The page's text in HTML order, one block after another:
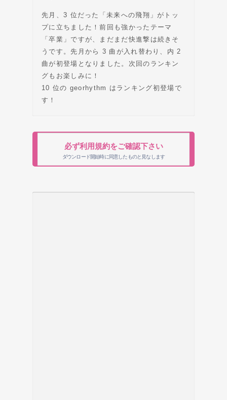
先月、3 位だった「未来への飛翔」がトッ
プに立ちました！前回も強かったテーマ
「卒業」ですが、まだまだ快進撃は続きそ
うです。先月から 3 曲が入れ替わり、内 2
曲が初登場となりました。次回のランキン
グもお楽しみに！
10 位の georhythm はランキング初登場で
す！
必ず利用規約をご確認下さい
ダウンロード開始時に同意したものと見なします